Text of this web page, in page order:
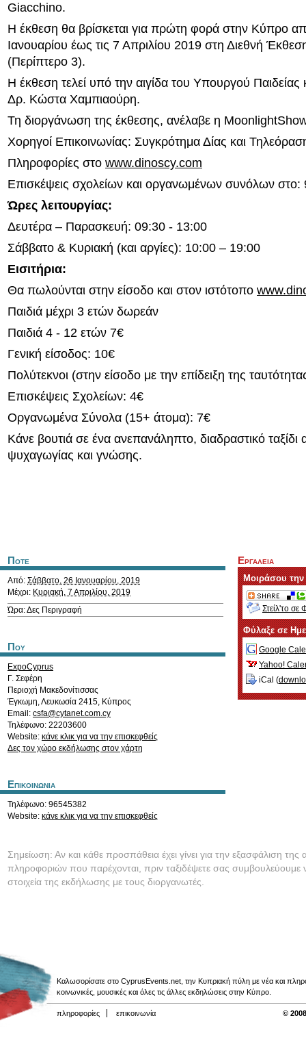
Giacchino.
Η έκθεση θα βρίσκεται για πρώτη φορά στην Κύπρο
Ιανουαρίου έως τις 7 Απριλίου 2019 στη Διεθνή
(Περίπτερο 3).
Η έκθεση τελεί υπό την αιγίδα του Υπουργού Παιδείας
Δρ. Κώστα Χαμπιαούρη.
Τη διοργάνωση της έκθεσης, ανέλαβε η
Χορηγοί Επικοινωνίας: Συγκρότημα Δίας και
Πληροφορίες στο www.dinoscy.com
Επισκέψεις σχολείων και οργανωμένων συνόλων
Ώρες λειτουργίας:
Δευτέρα – Παρασκευή: 09:30 - 13:00
Σάββατο & Κυριακή (και αργίες): 10:00 – 19:00
Εισιτήρια:
Θα πωλούνται στην είσοδο και στον ιστότοπο
Παιδιά μέχρι 3 ετών δωρεάν
Παιδιά 4 - 12 ετών 7€
Γενική είσοδος: 10€
Πολύτεκνοι (στην είσοδο με την επίδειξη της
Επισκέψεις Σχολείων: 4€
Οργανωμένα Σύνολα (15+ άτομα): 7€
Κάνε βουτιά σε ένα ανεπανάληπτο, διαδραστικό
ψυχαγωγίας και γνώσης.
Ποτε
Από: Σάββατο, 26 Ιανουαρίου, 2019
Μέχρι: Κυριακή, 7 Απριλίου, 2019
Ώρα: Δες Περιγραφή
Που
ExpoCyprus
Γ. Σεφέρη
Περιοχή Μακεδονίτισσας
Έγκωμη,Λευκωσία 2415, Κύπρος
Email: csfa@cytanet.com.cy
Τηλέφωνο: 22203600
Website: κάνε κλικ για να την επισκεφθείς
Δες τον χώρο εκδήλωσης στον χάρτη
Επικοινωνια
Τηλέφωνο: 96545382
Website: κάνε κλικ για να την επισκεφθείς
Εργαλεια
Μοιράσου
Στείλ'το σε
Φύλαξε σε
Google
Yahoo!
iCal (
Σημείωση: Αν και κάθε προσπάθεια έχει γίνει για την εξασφάλιση της
πληροφοριών που παρέχονται, πριν ταξιδέψετε σας συμβουλεύουμε
στοιχεία της εκδήλωσης με τους διοργανωτές.
Καλωσορίσατε στο CyprusEvents.net, την Κυπριακή πύλη με νέα και
κοινωνικές, μουσικές και όλες τις άλλες εκδηλώσεις στην Κύπρο.
πληροφορίες επικοινωνία ©